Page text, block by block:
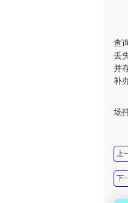
查
丢
并
补
场
上
下